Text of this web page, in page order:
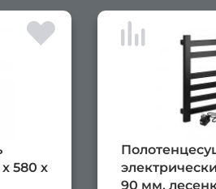
580 х
90 мм,